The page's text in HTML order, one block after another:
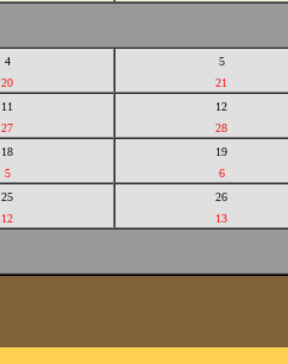
4
20
5
21
11
27
12
28
18
5
19
6
25
12
26
13